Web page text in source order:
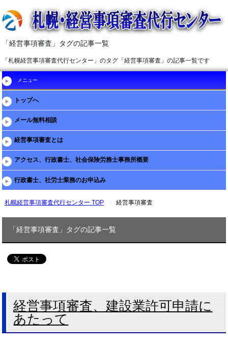
「経営事項審査」タグの記事一覧
「札幌経営事項審査代行センター」のタグ「経営事項審査」の記事一覧です
メニュー
トップへ
メール無料相談
経営事項審査とは
アクセス、行政書士、社会保険労務士事務所概要
行政書士、社労士業務のお申込み
札幌経営事項審査代行センター TOP 経営事項審査
「経営事項審査」タグの記事一覧
経営事項審査、建設業許可申請に
あたって